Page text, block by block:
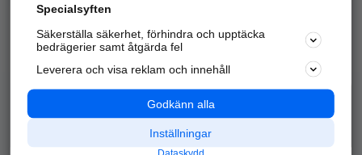
Alla kategorier
Populära sökningar
API & Kartor
Annonsera
Integritet
Nödnummer
Specialsyften
Säkerställa säkerhet, förhindra och upptäcka
bedrägerier samt åtgärda fel
Leverera och visa reklam och innehåll
Godkänn alla
Inställningar
Dataskydd